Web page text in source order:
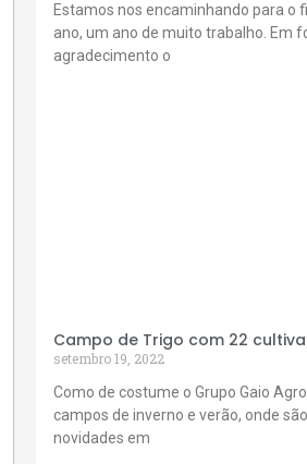
Estamos nos encaminhando para o
ano, um ano de muito trabalho. Em
agradecimento o
Campo de Trigo com 22
setembro 19, 2022
Como de costume o Grupo Gaio
campos de inverno e verão, onde
novidades em